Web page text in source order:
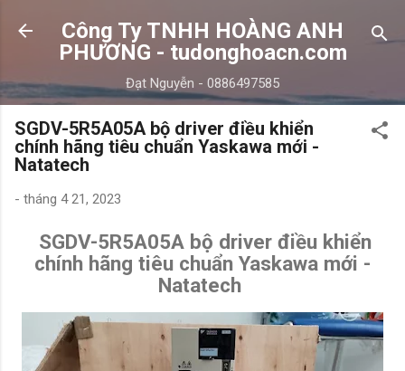
Chuyển đến nội dung chính
Công Ty TNHH HOÀNG ANH
PHƯƠNG - tudonghoacn.com
Đạt Nguyễn - 0886497585
SGDV-5R5A05A bộ driver điều khiển
chính hãng tiêu chuẩn Yaskawa mới -
Natatech
- tháng 4 21, 2023
SGDV-5R5A05A bộ driver điều khiển
chính hãng tiêu chuẩn Yaskawa mới -
Natatech